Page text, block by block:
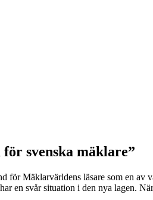
svenska mäklare”
för Mäklarvärldens läsare som en
en svår situation i den nya lagen.